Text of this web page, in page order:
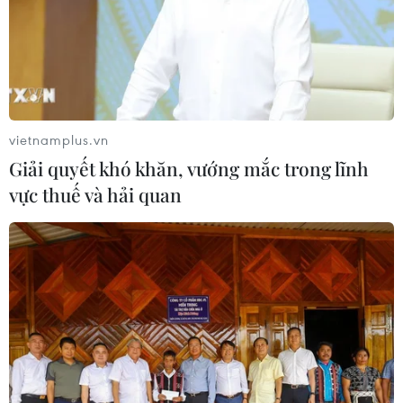
đến cho thị trường chứng khoán một năm tích
cực, tiếp nối đà tăng gần 36% của VN-Index
trong năm 2021.
“Tăng trưởng lợi nhuận của các doanh nghiệp
sẽ đạt mức 26% trong năm nay, mặc dù đã đạt
con số ấn tượng trong năm ngoái. Chúng tôi cho
rằng các thị trường chứng khoán được thúc đẩy
bởi tăng trưởng lợi nhuận doanh nghiệp sẽ bền
vững hơn so với những thị trường được dẫn dắt
bởi chỉ số P/E (hệ số giá trên thu nhập cổ
phiếu)”, ông Michael Kokalari cho biết.
Ngành nào sẽ được hưởng lợi?
Theo ông Michael Kokalari, Chuyên gia Kinh tế
trưởng của Công ty cổ phần Quản lý Quỹ
vietnamplus.vn
Giải quyết khó khăn, vướng mắc trong lĩnh
vực thuế và hải quan